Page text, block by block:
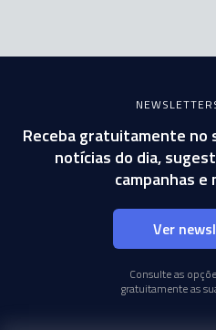
Receba gratuitamente no
notícias do dia,
campanhas e
Ver
Consulte as
gratuitamente as